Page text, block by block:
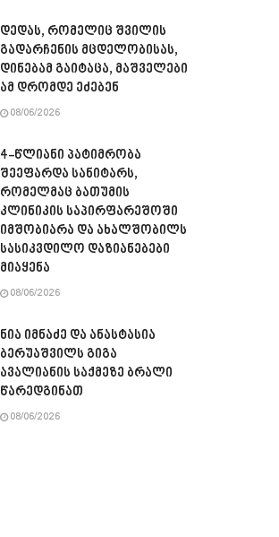
დედას, რომელიც შვილის
გადარჩენის მცდელობისას,
დინებამ გაიტაცა, მაშველები
ამ დრომდე ეძებენ
08/06/2026
4-წლიანი პატიმრობა
შეეფარდა სანიტარს,
რომელმაც ბათუმის
კლინიკის საპირფარეშოში
იმშობიარა და ახალშობილს
სასიკვდილო დაზიანებები
მიაყენა
08/06/2026
ნია იმნაძე და ანასტასია
ბერუაშვილს გიგა
ავალიანის საქმეზე ბრალი
წარედგინათ
08/06/2026